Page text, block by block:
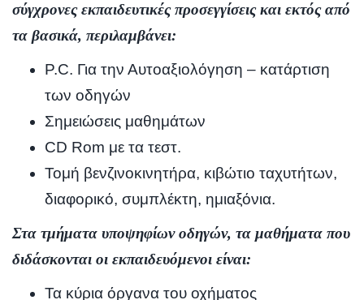
σύγχρονες εκπαιδευτικές προσεγγίσεις και εκτός από
τα βασικά, περιλαμβάνει:
P.C. Για την Αυτοαξιολόγηση – κατάρτιση
των οδηγών
Σημειώσεις μαθημάτων
CD Rom με τα τεστ.
Τομή βενζινοκινητήρα, κιβώτιο ταχυτήτων,
διαφορικό, συμπλέκτη, ημιαξόνια.
Στα τμήματα υποψηφίων οδηγών, τα μαθήματα που
διδάσκονται οι εκπαιδευόμενοι είναι:
Τα κύρια όργανα του οχήματος